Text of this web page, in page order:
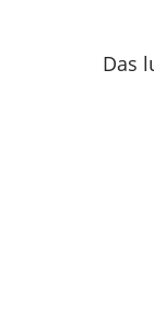
Das